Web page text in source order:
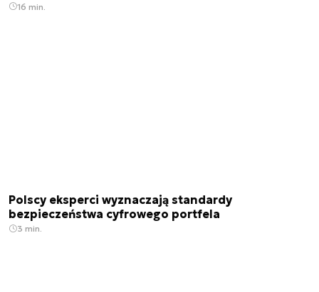
16 min.
Polscy eksperci wyznaczają standardy
bezpieczeństwa cyfrowego portfela
3 min.